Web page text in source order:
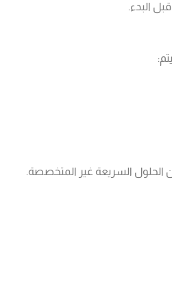
البدء.
يتم:
الحلول السريعة غير المتخصصة.